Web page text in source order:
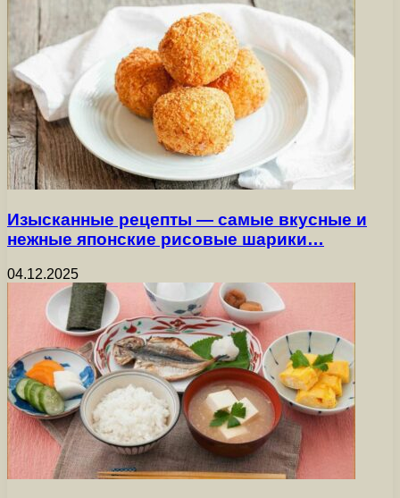
Изысканные рецепты — самые вкусные и
нежные японские рисовые шарики…
04.12.2025